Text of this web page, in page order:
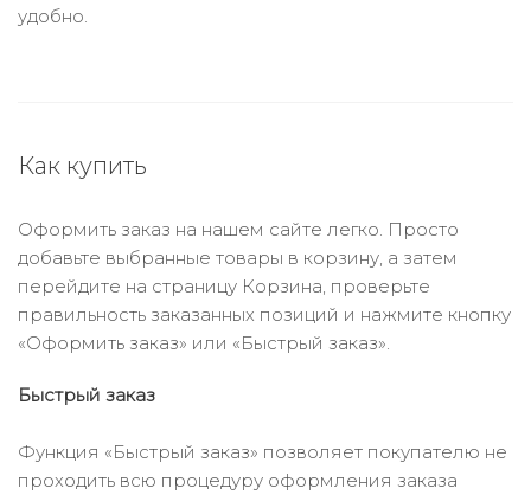
удобно.
Как купить
Оформить заказ на нашем сайте легко. Просто
добавьте выбранные товары в корзину, а затем
перейдите на страницу Корзина, проверьте
правильность заказанных позиций и нажмите кнопку
«Оформить заказ» или «Быстрый заказ».
Быстрый заказ
Функция «Быстрый заказ» позволяет покупателю не
проходить всю процедуру оформления заказа